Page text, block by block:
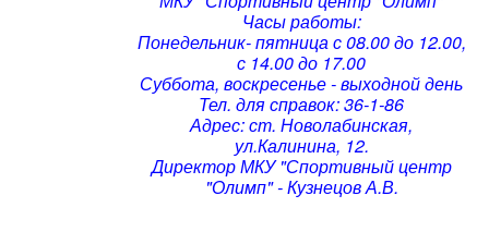
Часы работы:
Понедельник- пятница с 08.00 до 12.00,
с 14.00 до 17.00
Суббота, воскресенье - выходной день
Тел. для справок: 36-1-86
Адрес: ст. Новолабинская,
ул.Калинина, 12.
Директор МКУ "Спортивный центр
"Олимп" - Кузнецов А.В.